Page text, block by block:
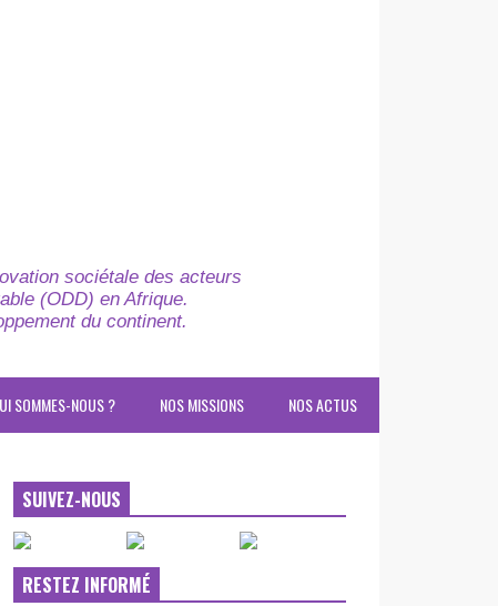
sociétale des acteurs
(ODD) en Afrique.
du continent.
NOS ACTUS
NOS MISSIONS
SOMMES-NOUS ?
SUIVEZ-NOUS
RESTEZ INFORMÉ